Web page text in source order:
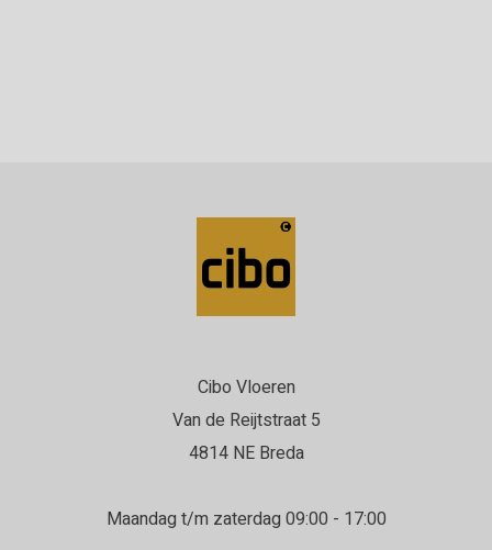
Cibo Vloeren
Van de Reijtstraat 5
4814 NE Breda
Maandag t/m zaterdag 09:00 - 17:00